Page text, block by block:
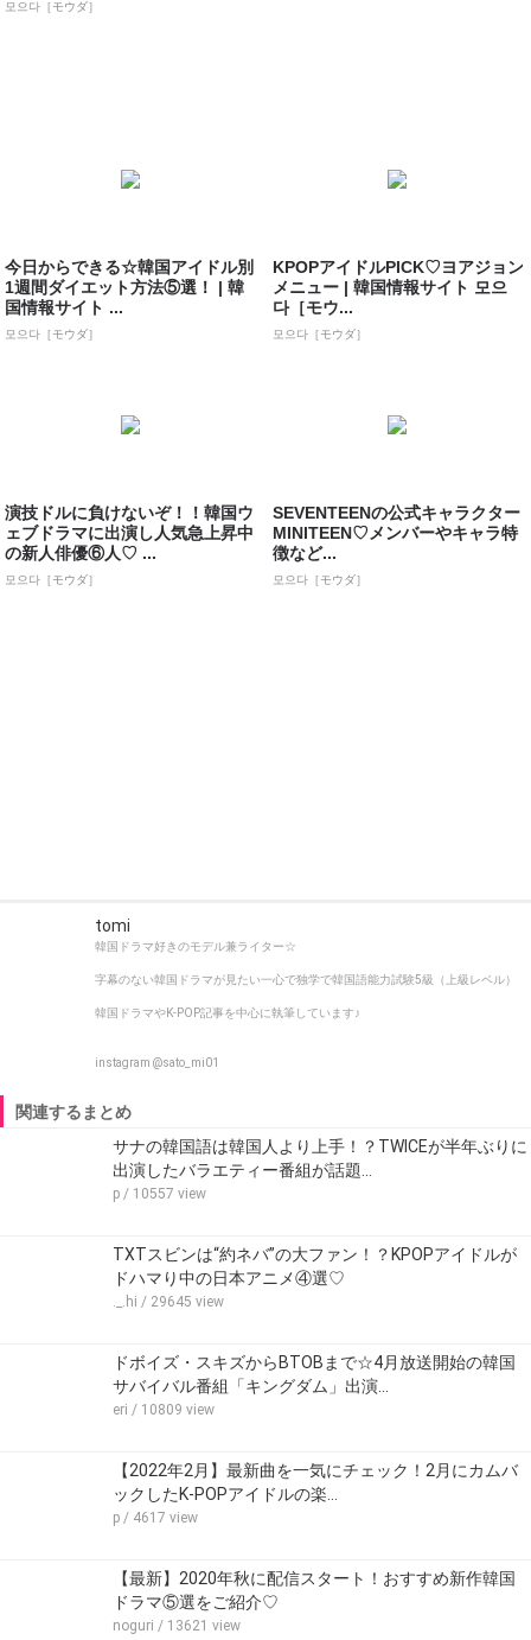
모으다［モウダ］
今日からできる☆韓国アイドル別
1週間ダイエット方法⑤選！ | 韓
国情報サイト ...
모으다［モウダ］
KPOPアイドルPICK♡ヨアジョン
メニュー | 韓国情報サイト 모으
다［モウ...
모으다［モウダ］
演技ドルに負けないぞ！！韓国ウ
ェブドラマに出演し人気急上昇中
の新人俳優⑥人♡ ...
모으다［モウダ］
SEVENTEENの公式キャラクター
MINITEEN♡メンバーやキャラ特
徴など...
모으다［モウダ］
tomi
韓国ドラマ好きのモデル兼ライター☆
字幕のない韓国ドラマが見たい一心で独学で韓国語能力試験5級（上級レベル）
韓国ドラマやK-POP記事を中心に執筆しています♪
instagram @sato_mi01
関連するまとめ
サナの韓国語は韓国人より上手！？TWICEが半年ぶりに
出演したバラエティー番組が話題…
p / 10557 view
TXTスビンは“約ネバ”の大ファン！？KPOPアイドルが
ドハマり中の日本アニメ④選♡
._.hi / 29645 view
ドボイズ・スキズからBTOBまで☆4月放送開始の韓国
サバイバル番組「キングダム」出演…
eri / 10809 view
【2022年2月】最新曲を一気にチェック！2月にカムバ
ックしたK-POPアイドルの楽…
p / 4617 view
【最新】2020年秋に配信スタート！おすすめ新作韓国
ドラマ⑤選をご紹介♡
noguri / 13621 view